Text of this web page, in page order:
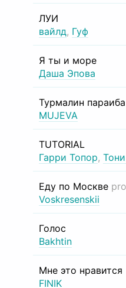
ЛУИ
вайлд, Гуф
Я ты и море
Даша Эпова
Турмалин параиба
MUJEVA
TUTORIAL
Гарри Топор,
Еду по Москве
Voskresenskii
Голос
Bakhtin
Мне это нравится
FINIK